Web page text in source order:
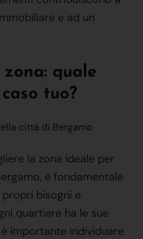
e ad un
quale
tuo?
la zona ideale per
è fondamentale
bisogni e
quartiere ha le sue
importante individuare